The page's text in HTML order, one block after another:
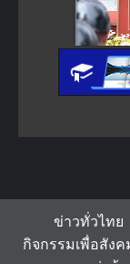
ข่าวทั่วไทย
กิจกรรมเพื่อสังค